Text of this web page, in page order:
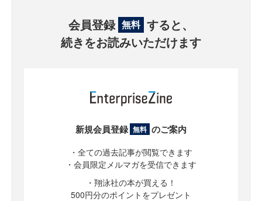
会員登録 無料 すると、
続きをお読みいただけます
新規会員登録 無料 のご案内
・全ての過去記事が閲覧できます
・会員限定メルマガを受信できます
・翔泳社の本が買える！
500円分のポイントをプレゼント